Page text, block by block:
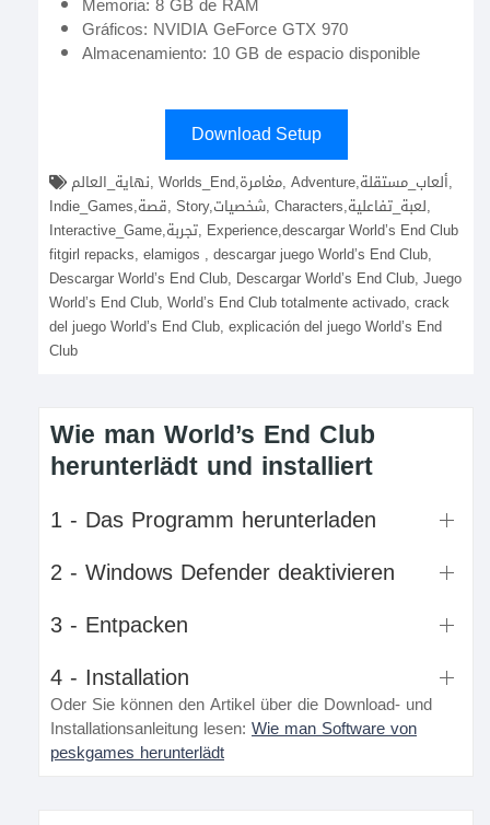
Gráficos: NVIDIA GeForce GTX 970
Almacenamiento: 10 GB de espacio disponible
Download Setup
Indie_Games,قصة, Story,شخصيات, Characters,لعبة_تفاعلية,
Interactive_Game,تجربة, Experience,descargar World’s End Club
fitgirl repacks, elamigos , descargar juego World’s End Club,
Descargar World’s End Club, Descargar World’s End Club, Juego
World’s End Club, World’s End Club totalmente activado, crack
del juego World’s End Club, explicación del juego World’s End
Club
Wie man World’s End Club
herunterlädt und installiert
1 - Das Programm herunterladen
2 - Windows Defender deaktivieren
3 - Entpacken
4 - Installation
Oder Sie können den Artikel über die Download- und
Installationsanleitung lesen: Wie man Software von
peskgames herunterlädt